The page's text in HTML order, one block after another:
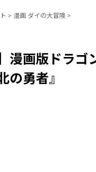
> 漫画 ダイの大冒険 >
漫画版ドラ
の勇者』